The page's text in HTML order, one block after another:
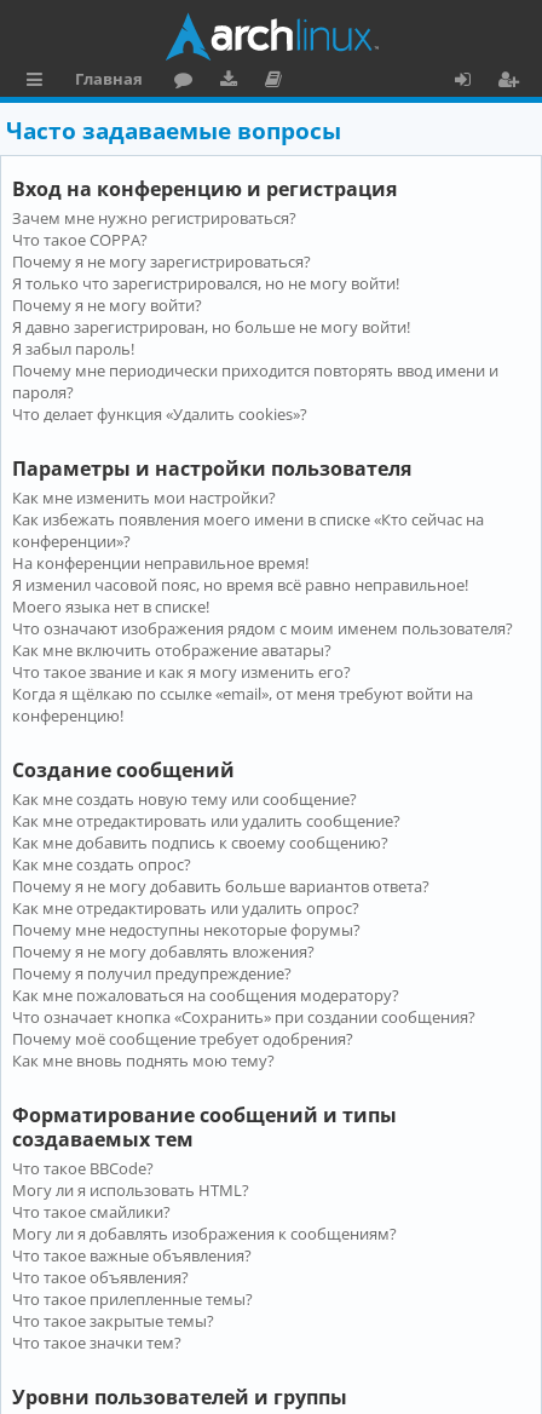
ы
л
к
и
Главная
ру
м
ру
зк
и
ку
м
е
н
та
ц
и
я
о
и
Часто задаваемые вопросы
Вход на конференцию и регистрация
Зачем мне нужно регистрироваться?
Что такое COPPA?
Почему я не могу зарегистрироваться?
Я только что зарегистрировался, но не могу войти!
Почему я не могу войти?
Я давно зарегистрирован, но больше не могу войти!
Я забыл пароль!
Почему мне периодически приходится повторять ввод имени и
пароля?
Что делает функция «Удалить cookies»?
Параметры и настройки пользователя
Как мне изменить мои настройки?
Как избежать появления моего имени в списке «Кто сейчас на
конференции»?
На конференции неправильное время!
Я изменил часовой пояс, но время всё равно неправильное!
Моего языка нет в списке!
Что означают изображения рядом с моим именем пользователя?
Как мне включить отображение аватары?
Что такое звание и как я могу изменить его?
Когда я щёлкаю по ссылке «email», от меня требуют войти на
конференцию!
Создание сообщений
Как мне создать новую тему или сообщение?
Как мне отредактировать или удалить сообщение?
Как мне добавить подпись к своему сообщению?
Как мне создать опрос?
Почему я не могу добавить больше вариантов ответа?
Как мне отредактировать или удалить опрос?
Почему мне недоступны некоторые форумы?
Почему я не могу добавлять вложения?
Почему я получил предупреждение?
Как мне пожаловаться на сообщения модератору?
Что означает кнопка «Сохранить» при создании сообщения?
Почему моё сообщение требует одобрения?
Как мне вновь поднять мою тему?
Форматирование сообщений и типы
создаваемых тем
Что такое BBCode?
Могу ли я использовать HTML?
Что такое смайлики?
Могу ли я добавлять изображения к сообщениям?
Что такое важные объявления?
Что такое объявления?
Что такое прилепленные темы?
Что такое закрытые темы?
Что такое значки тем?
Уровни пользователей и группы